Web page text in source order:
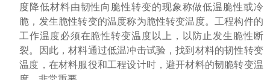
度降低材料由韧性向脆性转变的现象称做低温脆性或冷
脆，发生脆性转变的温度称为脆性转变温度。工程构件的
工作温度必须在脆性转变温度以上，以防止发生脆性断
裂。因此，材料通过低温冲击试验，找到材料的韧性转变
温度，在材料服役和工程设计时，避开材料的韧脆转变温